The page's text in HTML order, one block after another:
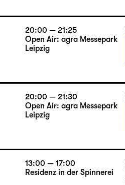
20:00 — 21:25
Open Air: agra Messepark
Leipzig
20:00 — 21:30
Open Air: agra Messepark
Leipzig
13:00 — 17:00
Residenz in der Spinnerei